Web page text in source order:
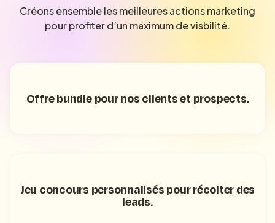
Créons ensemble les meilleures actions marketing
pour profiter d’un maximum de visbilité.
Offre bundle pour nos clients et prospects.
Jeu concours personnalisés pour récolter des
leads.